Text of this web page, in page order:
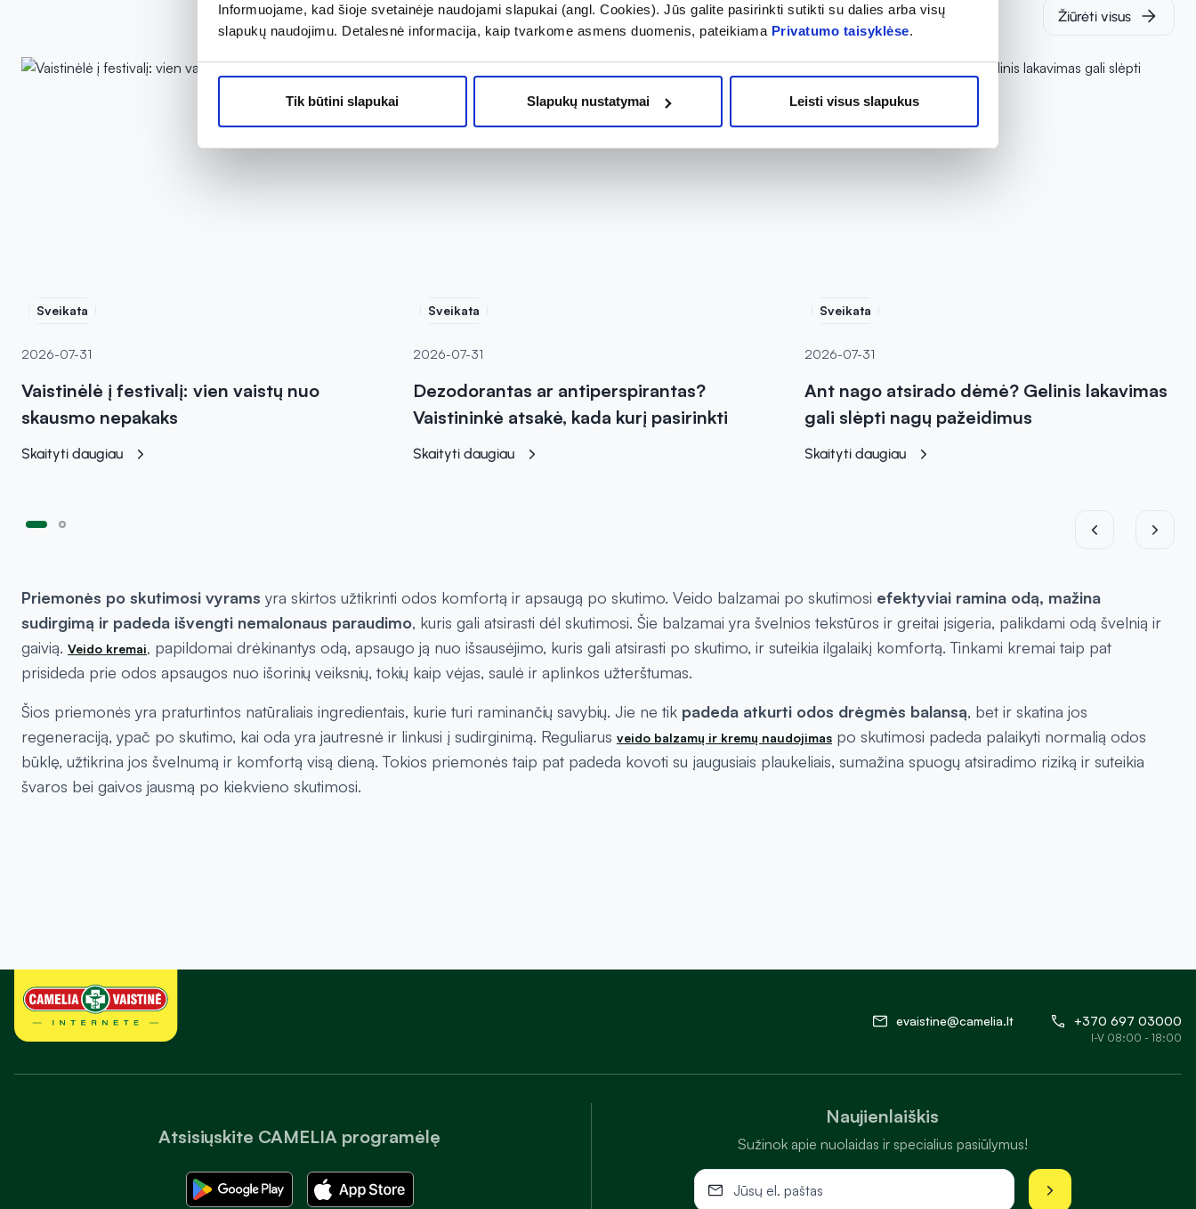
Informuojame, kad šioje svetainėje naudojami slapukai (angl. Cookies). Jūs galite pasirinkti sutikti su dalies arba visų
slapukų naudojimu. Detalesnė informacija, kaip tvarkome asmens duomenis, pateikiama Privatumo taisyklėse.
Tik būtini slapukai Slapukų nustatymai Leisti visus slapukus
Žiūrėti visus
Sveikata
2026-07-31
Vaistinėlė į festivalį: vien vaistų nuo
skausmo nepakaks
Skaityti daugiau
Sveikata
2026-07-31
Dezodorantas ar antiperspirantas?
Vaistininkė atsakė, kada kurį pasirinkti
Skaityti daugiau
Sveikata
2026-07-31
Ant nago atsirado dėmė? Gelinis lakavimas
gali slėpti nagų pažeidimus
Skaityti daugiau
Priemonės po skutimosi vyrams yra skirtos užtikrinti odos komfortą ir apsaugą po skutimo. Veido balzamai po skutimosi efektyviai ramina odą, mažina
sudirgimą ir padeda išvengti nemalonaus paraudimo, kuris gali atsirasti dėl skutimosi. Šie balzamai yra švelnios tekstūros ir greitai įsigeria, palikdami odą švelnią ir
gaivią. Veido kremai, papildomai drėkinantys odą, apsaugo ją nuo išsausėjimo, kuris gali atsirasti po skutimo, ir suteikia ilgalaikį komfortą. Tinkami kremai taip pat
prisideda prie odos apsaugos nuo išorinių veiksnių, tokių kaip vėjas, saulė ir aplinkos užterštumas.
Šios priemonės yra praturtintos natūraliais ingredientais, kurie turi raminančių savybių. Jie ne tik padeda atkurti odos drėgmės balansą, bet ir skatina jos
regeneraciją, ypač po skutimo, kai oda yra jautresnė ir linkusi į sudirginimą. Reguliarus veido balzamų ir kremų naudojimas po skutimosi padeda palaikyti normalią odos
būklę, užtikrina jos švelnumą ir komfortą visą dieną. Tokios priemonės taip pat padeda kovoti su įaugusiais plaukeliais, sumažina spuogų atsiradimo riziką ir suteikia
švaros bei gaivos jausmą po kiekvieno skutimosi.
Atsisiųskite CAMELIA programėlę
Naujienlaiškis
Sužinok apie nuolaidas ir specialius pasiūlymus!
evaistine@camelia.lt +370 697 03000
I-V 08:00 - 18:00